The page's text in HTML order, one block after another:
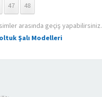
47 48
arasında geçiş yapabilirsiniz.
Şalı Modelleri